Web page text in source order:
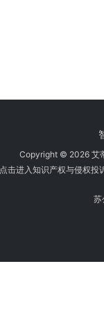
Copyright © 2026 艾
点击进入知识产权与侵权投
苏